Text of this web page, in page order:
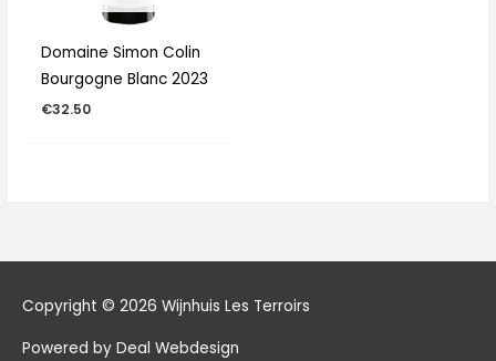
Domaine Simon Colin
Bourgogne Blanc 2023
€32.50
Copyright © 2026 Wijnhuis Les Terroirs
Powered by Deal Webdesign